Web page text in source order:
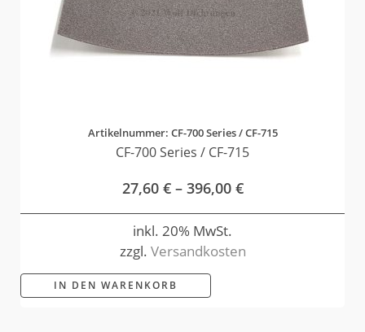
Artikelnummer: CF-700 Series / CF-715
CF-700 Series / CF-715
27,60 €– 396,00 €
inkl. 20% MwSt.
zzgl. Versandkosten
IN DEN WARENKORB